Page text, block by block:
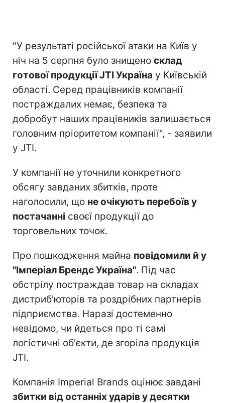
"У результаті російської атаки на Київ у
ніч на 5 серпня було знищено склад
готової продукції JTI Україна у Київській
області. Серед працівників компанії
постраждалих немає, безпека та
добробут наших працівників залишається
головним пріоритетом компанії", - заявили
у JTI.
У компанії не уточнили конкретного
обсягу завданих збитків, проте
наголосили, що не очікують перебоїв у
постачанні своєї продукції до
торговельних точок.
Про пошкодження майна повідомили й у
"Імперіал Брендс Україна". Під час
обстрілу постраждав товар на складах
дистриб'юторів та роздрібних партнерів
підприємства. Наразі достеменно
невідомо, чи йдеться про ті самі
логістичні об'єкти, де згоріла продукція
JTI.
Компанія Imperial Brands оцінює завдані
збитки від останніх ударів у десятки